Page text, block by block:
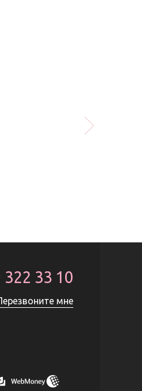
322 33 10
мне